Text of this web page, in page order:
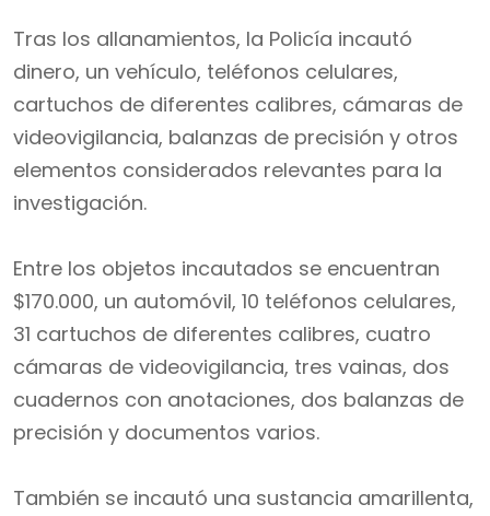
Tras los allanamientos, la Policía incautó
dinero, un vehículo, teléfonos celulares,
cartuchos de diferentes calibres, cámaras de
videovigilancia, balanzas de precisión y otros
elementos considerados relevantes para la
investigación.
Entre los objetos incautados se encuentran
$170.000, un automóvil, 10 teléfonos celulares,
31 cartuchos de diferentes calibres, cuatro
cámaras de videovigilancia, tres vainas, dos
cuadernos con anotaciones, dos balanzas de
precisión y documentos varios.
También se incautó una sustancia amarillenta,